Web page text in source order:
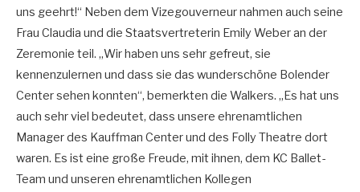
uns geehrt!“ Neben dem Vizegouverneur nahmen auch seine
Frau Claudia und die Staatsvertreterin Emily Weber an der
Zeremonie teil. „Wir haben uns sehr gefreut, sie
kennenzulernen und dass sie das wunderschöne Bolender
Center sehen konnten“, bemerkten die Walkers. „Es hat uns
auch sehr viel bedeutet, dass unsere ehrenamtlichen
Manager des Kauffman Center und des Folly Theatre dort
waren. Es ist eine große Freude, mit ihnen, dem KC Ballet-
Team und unseren ehrenamtlichen Kollegen